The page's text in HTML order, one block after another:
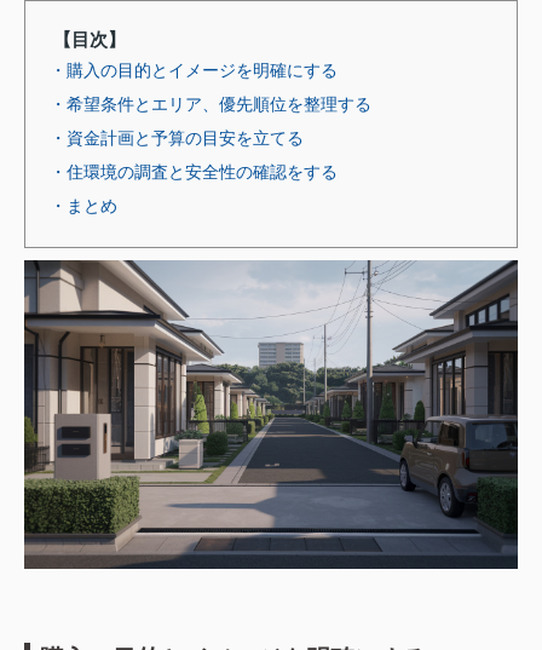
【目次】
・購入の目的とイメージを明確にする
・希望条件とエリア、優先順位を整理する
・資金計画と予算の目安を立てる
・住環境の調査と安全性の確認をする
・まとめ